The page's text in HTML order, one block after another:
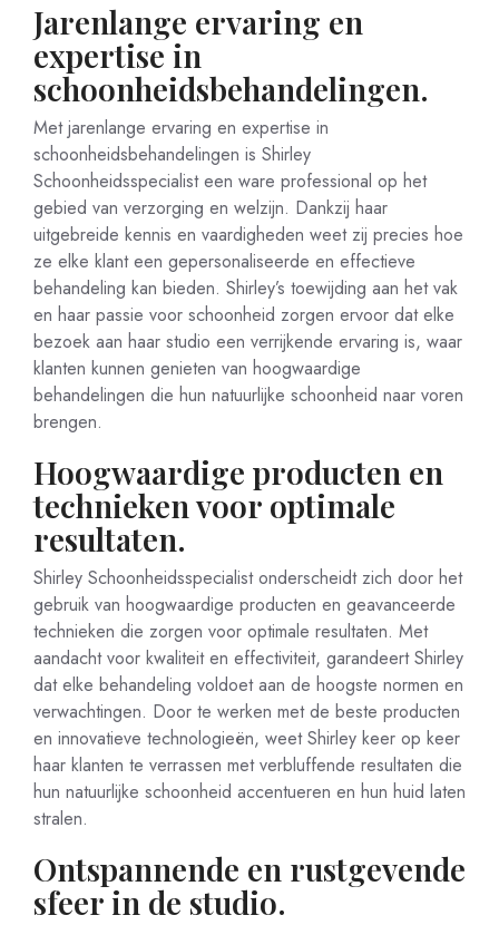
Jarenlange ervaring en
expertise in
schoonheidsbehandelingen.
Met jarenlange ervaring en expertise in
schoonheidsbehandelingen is Shirley
Schoonheidsspecialist een ware professional op het
gebied van verzorging en welzijn. Dankzij haar
uitgebreide kennis en vaardigheden weet zij precies hoe
ze elke klant een gepersonaliseerde en effectieve
behandeling kan bieden. Shirley’s toewijding aan het vak
en haar passie voor schoonheid zorgen ervoor dat elke
bezoek aan haar studio een verrijkende ervaring is, waar
klanten kunnen genieten van hoogwaardige
behandelingen die hun natuurlijke schoonheid naar voren
brengen.
Hoogwaardige producten en
technieken voor optimale
resultaten.
Shirley Schoonheidsspecialist onderscheidt zich door het
gebruik van hoogwaardige producten en geavanceerde
technieken die zorgen voor optimale resultaten. Met
aandacht voor kwaliteit en effectiviteit, garandeert Shirley
dat elke behandeling voldoet aan de hoogste normen en
verwachtingen. Door te werken met de beste producten
en innovatieve technologieën, weet Shirley keer op keer
haar klanten te verrassen met verbluffende resultaten die
hun natuurlijke schoonheid accentueren en hun huid laten
stralen.
Ontspannende en rustgevende
sfeer in de studio.